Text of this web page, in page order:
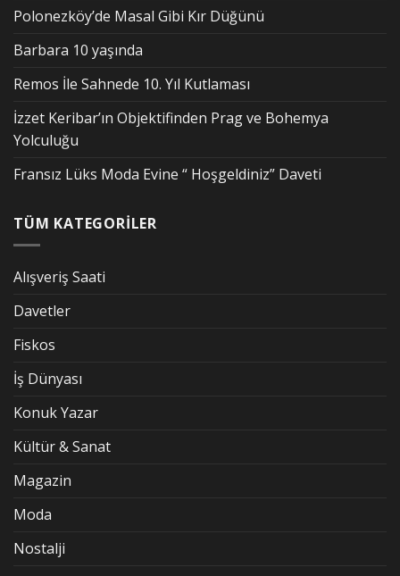
Polonezköy’de Masal Gibi Kır Düğünü
Barbara 10 yaşında
Remos İle Sahnede 10. Yıl Kutlaması
İzzet Keribar’ın Objektifinden Prag ve Bohemya
Yolculuğu
Fransız Lüks Moda Evine “ Hoşgeldiniz” Daveti
TÜM KATEGORİLER
Alışveriş Saati
Davetler
Fiskos
İş Dünyası
Konuk Yazar
Kültür & Sanat
Magazin
Moda
Nostalji